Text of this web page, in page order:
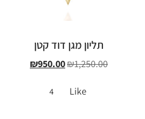
תליון מגן דוד קטן
₪1,250.00
₪950.00
Like
4